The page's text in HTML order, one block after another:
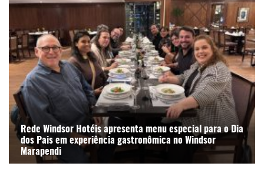
Rede Windsor Hotéis apresenta menu especial para o Dia
dos Pais em experiência gastronômica no Windsor
Marapendi